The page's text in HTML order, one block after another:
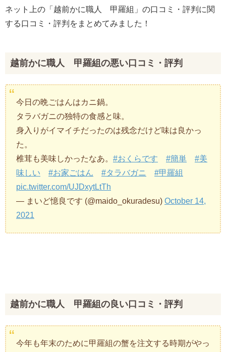
ネット上の「越前かに職人 甲羅組」の口コミ・評判に関
する口コミ・評判をまとめてみました！
越前かに職人 甲羅組の悪い口コミ・評判
今日の晩ごはんはカニ鍋。
タラバガニの独特の食感と味。
身入りがイマイチだったのは残念だけど味は良かっ
た。
椎茸も美味しかったなあ。 #おくらです #簡単
#美
味しい
#お家ごはん #タラバガニ
#甲羅組
pic.twitter.com/UJDxytLtTh
— まいど憶良です (@maido_okuradesu) October 14,
2021
越前かに職人 甲羅組の良い口コミ・評判
今年も年末のために甲羅組の蟹を注文する時期がやっ